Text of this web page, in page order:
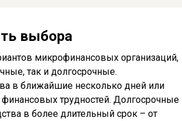
выбора
микрофинансовых организаций,
так и долгосрочные.
в ближайшие несколько дней или
трудностей. Долгосрочные
в более длительный срок – от